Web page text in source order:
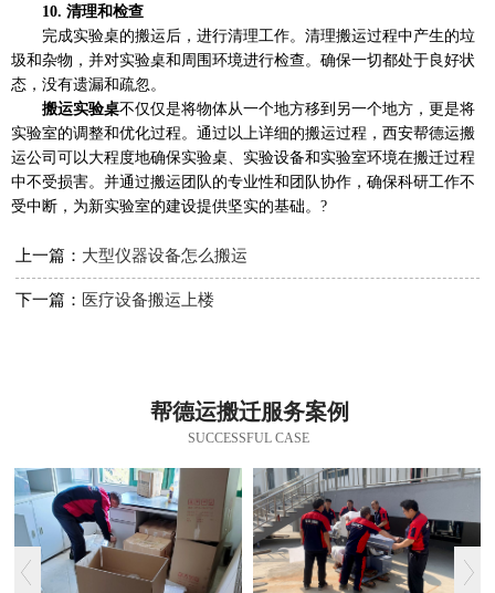
10. 清理和检查
完成实验桌的搬运后，进行清理工作。清理搬运过程中产生的垃
圾和杂物，并对实验桌和周围环境进行检查。确保一切都处于良好状
态，没有遗漏和疏忽。
搬运实验桌不仅仅是将物体从一个地方移到另一个地方，更是将
实验室的调整和优化过程。通过以上详细的搬运过程，西安帮德运搬
运公司可以大程度地确保实验桌、实验设备和实验室环境在搬迁过程
中不受损害。并通过搬运团队的专业性和团队协作，确保科研工作不
受中断，为新实验室的建设提供坚实的基础。?
上一篇： 大型仪器设备怎么搬运
下一篇： 医疗设备搬运上楼
帮德运搬迁服务案例
SUCCESSFUL CASE